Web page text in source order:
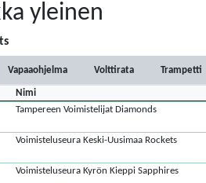
yleinen
Vapaaohjelma Volttirata Trampetti
Nimi
Tampereen Voimistelijat Diamonds
Voimisteluseura Keski-Uusimaa Rockets
Voimisteluseura Kyrön Kieppi Sapphires